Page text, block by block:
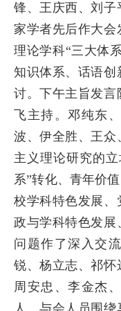
锋、王庆西、刘
家学者先后作大会
理论学科“三大体
知识体系、话语
讨。下午主旨发言
飞主持。邓纯东
波、伊全胜、王众
主义理论研究的
系”转化、青年价
校学科特色发展、
政与学科特色发
问题作了深入交流
锐、杨立志、祁怀
周安忠、李金杰